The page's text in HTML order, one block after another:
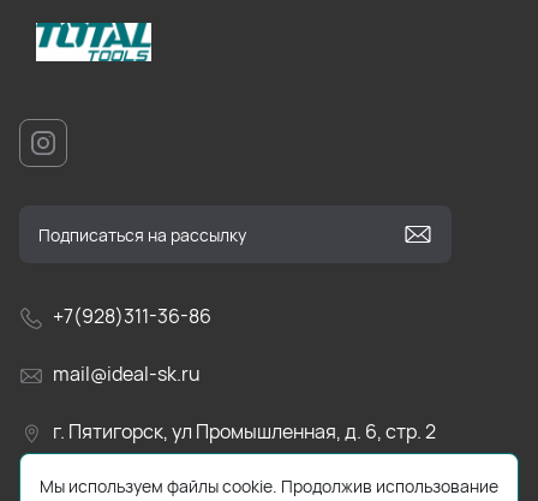
+7(928)311-36-86
mail@ideal-sk.ru
г. Пятигорск, ул Промышленная, д. 6, стр. 2
Мы используем файлы cookie. Продолжив использование